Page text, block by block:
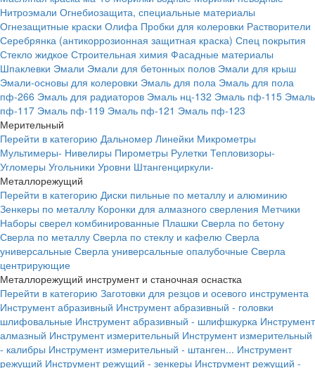
Нитроэмали Огнебиозащита, специальные материалы
Огнезащитные краски Олифа Пробки для колеровки Растворители
Серебрянка (антикоррозионная защитная краска) Спец покрытия
Стекло жидкое Строительная химия Фасадные материалы
Шпаклевки Эмали Эмали для бетонных полов Эмали для крыш
Эмали-основы для колеровки Эмаль для пола Эмаль для пола
пф-266 Эмаль для радиаторов Эмаль нц-132 Эмаль пф-115 Эмаль
пф-117 Эмаль пф-119 Эмаль пф-121 Эмаль пф-123
Мерительный
Перейти в категорию Дальномер Линейки Микрометры
Мультимеры- Нивелиры Пирометры Рулетки Тепловизоры-
Угломеры Угольники Уровни Штангенциркули-
Металлорежущий
Перейти в категорию Диски пильные по металлу и алюминию
Зенкеры по металлу Коронки для алмазного сверления Метчики
Наборы сверел комбинированные Плашки Сверла по бетону
Сверла по металлу Сверла по стеклу и кафелю Сверла
универсальные Сверла универсальные опалубочные Сверла
центрирующие
Металлорежущий инструмент и станочная оснастка
Перейти в категорию Заготовки для резцов и осевого инструмента
Инструмент абразивный Инструмент абразивный - головки
шлифовальные Инструмент абразивный - шлифшкурка Инструмент
алмазный Инструмент измерительный Инструмент измерительный
- калибры Инструмент измерительный - штанген... Инструмент
режущий Инструмент режущий - зенкеры Инструмент режущий -